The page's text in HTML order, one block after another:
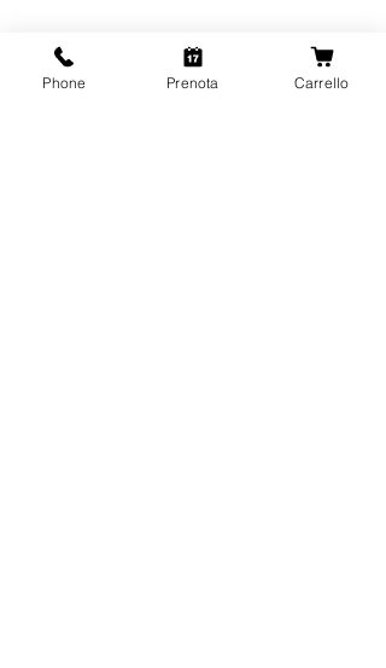
Phone Prenota Carrello